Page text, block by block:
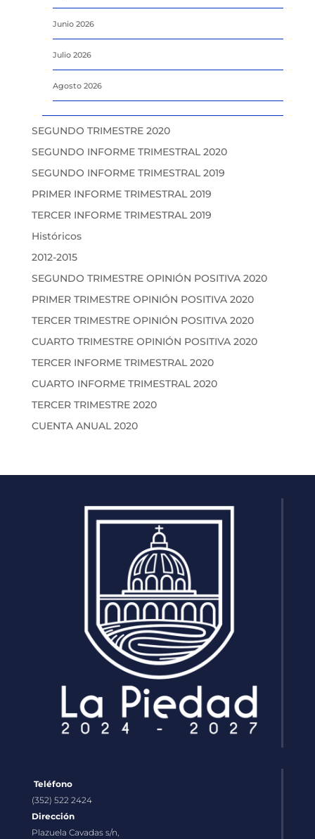
Junio 2026
Julio 2026
Agosto 2026
SEGUNDO TRIMESTRE 2020
SEGUNDO INFORME TRIMESTRAL 2020
SEGUNDO INFORME TRIMESTRAL 2019
PRIMER INFORME TRIMESTRAL 2019
TERCER INFORME TRIMESTRAL 2019
Históricos
2012-2015
SEGUNDO TRIMESTRE OPINIÓN POSITIVA 2020
PRIMER TRIMESTRE OPINIÓN POSITIVA 2020
TERCER TRIMESTRE OPINIÓN POSITIVA 2020
CUARTO TRIMESTRE OPINIÓN POSITIVA 2020
TERCER INFORME TRIMESTRAL 2020
CUARTO INFORME TRIMESTRAL 2020
TERCER TRIMESTRE 2020
CUENTA ANUAL 2020
Teléfono
(352) 522 2424
Dirección
Plazuela Cavadas s/n,